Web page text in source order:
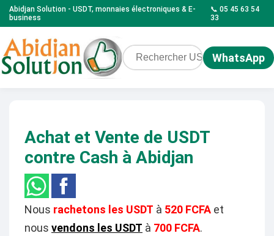
Abidjan Solution - USDT, monnaies électroniques & E-
business
📞 05 45 63 54
33
WhatsApp
Achat et Vente de USDT
contre Cash à Abidjan
Nous rachetons les USDT à 520 FCFA et
nous vendons les USDT à 700 FCFA.